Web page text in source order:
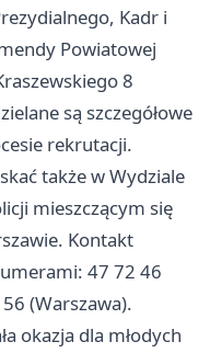
Kadr i
Powiatowej
8
są szczegółowe
rekrutacji.
także w Wydziale
mieszczącym się
Kontakt
47 72 46
(Warszawa).
okazja dla młodych